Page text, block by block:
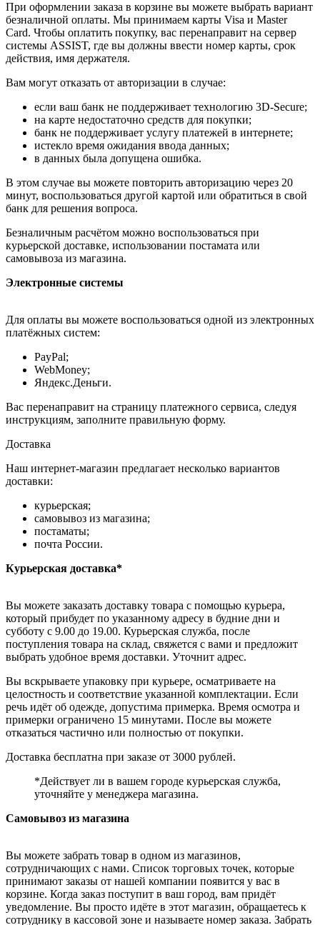
При оформлении заказа в корзине вы можете выбрать вариант
безналичной оплаты. Мы принимаем карты Visa и Master
Card. Чтобы оплатить покупку, вас перенаправит на сервер
системы ASSIST, где вы должны ввести номер карты, срок
действия, имя держателя.
Вам могут отказать от авторизации в случае:
если ваш банк не поддерживает технологию 3D-Secure;
на карте недостаточно средств для покупки;
банк не поддерживает услугу платежей в интернете;
истекло время ожидания ввода данных;
в данных была допущена ошибка.
В этом случае вы можете повторить авторизацию через 20
минут, воспользоваться другой картой или обратиться в свой
банк для решения вопроса.
Безналичным расчётом можно воспользоваться при
курьерской доставке, использовании постамата или
самовывоза из магазина.
Электронные системы
Для оплаты вы можете воспользоваться одной из электронных
платёжных систем:
PayPal;
WebMoney;
Яндекс.Деньги.
Вас перенаправит на страницу платежного сервиса, следуя
инструкциям, заполните правильную форму.
Доставка
Наш интернет-магазин предлагает несколько вариантов
доставки:
курьерская;
самовывоз из магазина;
постаматы;
почта России.
Курьерская доставка*
Вы можете заказать доставку товара с помощью курьера,
который прибудет по указанному адресу в будние дни и
субботу с 9.00 до 19.00. Курьерская служба, после
поступления товара на склад, свяжется с вами и предложит
выбрать удобное время доставки. Уточнит адрес.
Вы вскрываете упаковку при курьере, осматриваете на
целостность и соответствие указанной комплектации. Если
речь идёт об одежде, допустима примерка. Время осмотра и
примерки ограничено 15 минутами. После вы можете
отказаться частично или полностью от покупки.
Доставка бесплатна при заказе от 3000 рублей.
*Действует ли в вашем городе курьерская служба,
уточняйте у менеджера магазина.
Самовывоз из магазина
Вы можете забрать товар в одном из магазинов,
сотрудничающих с нами. Список торговых точек, которые
принимают заказы от нашей компании появится у вас в
корзине. Когда заказ поступит в ваш город, вам придёт
уведомление. Вы просто идёте в этот магазин, обращаетесь к
сотруднику в кассовой зоне и называете номер заказа. Забрать